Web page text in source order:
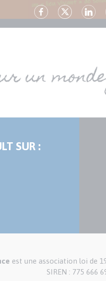
SUR :
est une association loi de
SIREN : 775 666